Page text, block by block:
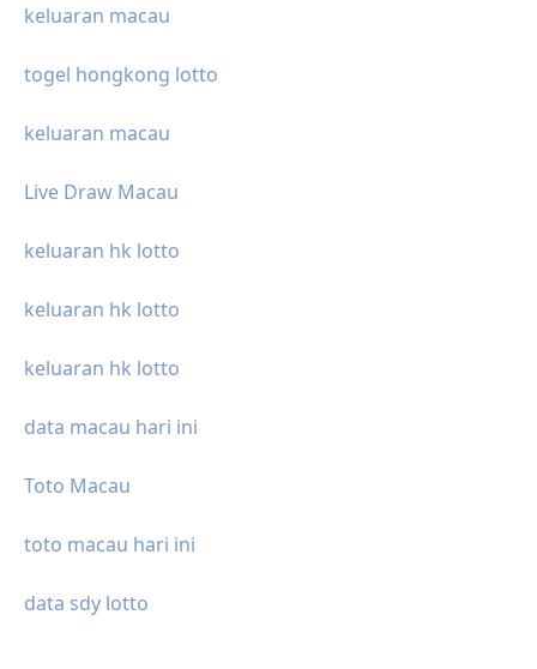
keluaran macau
togel hongkong lotto
keluaran macau
Live Draw Macau
keluaran hk lotto
keluaran hk lotto
keluaran hk lotto
data macau hari ini
Toto Macau
toto macau hari ini
data sdy lotto